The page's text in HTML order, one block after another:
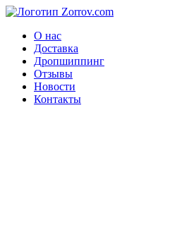
О нас
Доставка
Дропшиппинг
Отзывы
Новости
Контакты